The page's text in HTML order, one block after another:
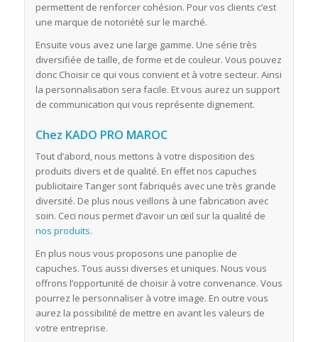
permettent de renforcer cohésion. Pour vos clients c’est
une marque de notoriété sur le marché.
Ensuite vous avez une large gamme. Une série très
diversifiée de taille, de forme et de couleur. Vous pouvez
donc Choisir ce qui vous convient et à votre secteur. Ainsi
la personnalisation sera facile. Et vous aurez un support
de communication qui vous représente dignement.
Chez KADO PRO MAROC
Tout d’abord, nous mettons à votre disposition des
produits divers et de qualité. En effet nos capuches
publicitaire Tanger sont fabriqués avec une très grande
diversité. De plus nous veillons à une fabrication avec
soin. Ceci nous permet d’avoir un œil sur la qualité de
nos produits.
En plus nous vous proposons une panoplie de
capuches. Tous aussi diverses et uniques. Nous vous
offrons l’opportunité de choisir à votre convenance. Vous
pourrez le personnaliser à votre image. En outre vous
aurez la possibilité de mettre en avant les valeurs de
votre entreprise.